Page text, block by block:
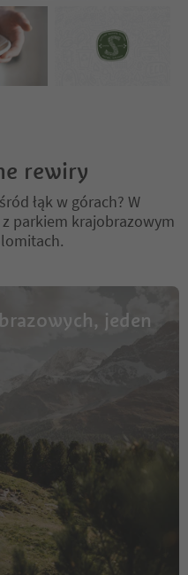
rewiry
łąk w górach? W
parkiem krajobrazowym
jeden